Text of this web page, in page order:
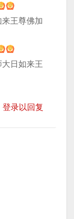
来王尊佛加
大日如来王
登录以回复